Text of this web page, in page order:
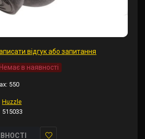
відгук або запитання
Немає в наявності
550
Huzzle
515033